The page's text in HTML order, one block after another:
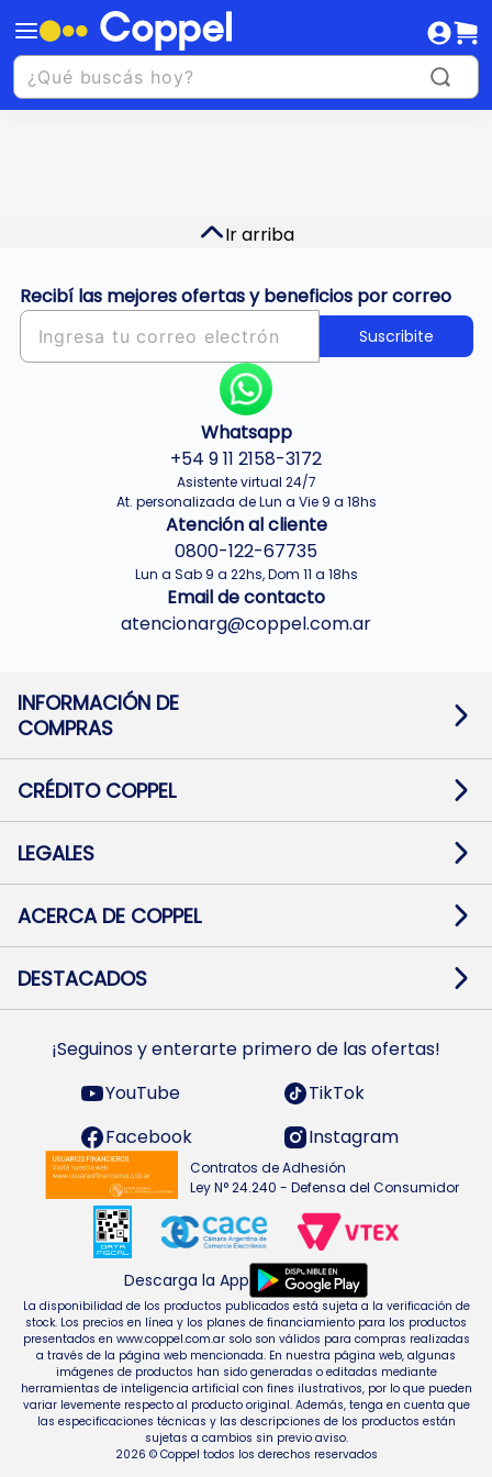
Ir arriba
Recibí las mejores ofertas y beneficios por correo
Suscribite
Whatsapp
+54 9 11 2158-3172
Asistente virtual 24/7
At. personalizada de Lun a Vie 9 a 18hs
Atención al cliente
0800-122-67735
Lun a Sab 9 a 22hs, Dom 11 a 18hs
Email de contacto
atencionarg@coppel.com.ar
INFORMACIÓN DE
COMPRAS
Términos y condiciones
Botón de arrepentimiento
Mapa de sitio
CRÉDITO COPPEL
Solicitar Crédito
Medios de Pago
Pago Fácil Online
LEGALES
Baja contratos
Defensa al consumidor CABA
ACERCA DE COPPEL
Trabajá con Nosotros
Preguntas Frecuentes
DESTACADOS
Smarts TVs y accesorios
Electrodomésticos
Heladeras y freezers
¡Seguinos y enterarte primero de las ofertas!
YouTube
TikTok
Facebook
Instagram
Contratos de Adhesión
Ley N° 24.240 - Defensa del Consumidor
Descarga la App
La disponibilidad de los productos publicados está sujeta a la verificación de
stock. Los precios en línea y los planes de financiamiento para los productos
presentados en www.coppel.com.ar solo son válidos para compras realizadas
a través de la página web mencionada. En nuestra página web, algunas
imágenes de productos han sido generadas o editadas mediante
herramientas de inteligencia artificial con fines ilustrativos, por lo que pueden
variar levemente respecto al producto original. Además, tenga en cuenta que
las especificaciones técnicas y las descripciones de los productos están
sujetas a cambios sin previo aviso.
2026 © Coppel todos los derechos reservados